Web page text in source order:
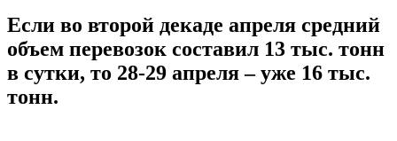
Если во второй декаде апреля средний
объем перевозок составил 13 тыс. тонн
в сутки, то 28-29 апреля – уже 16 тыс.
тонн.